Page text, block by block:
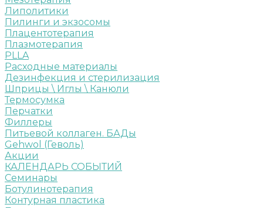
Липолитики
Пилинги и экзосомы
Плацентотерапия
Плазмотерапия
PLLA
Расходные материалы
Дезинфекция и стерилизация
Шприцы \ Иглы \ Канюли
Термосумка
Перчатки
Филлеры
Питьевой коллаген. БАДы
Gehwol (Геволь)
Акции
КАЛЕНДАРЬ СОБЫТИЙ
Семинары
Ботулинотерапия
Контурная пластика